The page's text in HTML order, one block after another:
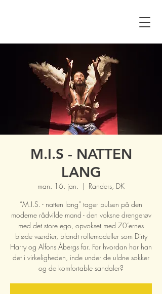
M.I.S - NATTEN
LANG
man. 16. jan.
  |
Randers, DK
”M.I.S. - natten lang” tager pulsen på den
moderne rådvilde mand - den voksne drengerøv
med det store ego, opvokset med 70’ernes
bløde værdier, blandt rollemodeller som Dirty
Harry og Alfons Åbergs far. For hvordan har han
det i virkeligheden, inde under de uldne sokker
og de komfortable sandaler?